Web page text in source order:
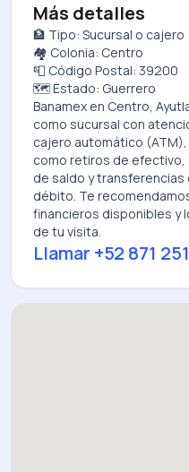
Más detalles
🏦 Tipo: Sucursal o cajero
🏘️ Colonia: Centro
📮 Código Postal: 39200
🗺️ Estado: Guerrero
Banamex en Centro,
como sucursal con
cajero automático
como retiros de
de saldo y
débito. Te
financieros disponibles y
de tu visita.
Llamar +52 871